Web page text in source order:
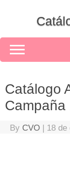
Catálogo
Campaña
By CVO | 18 de